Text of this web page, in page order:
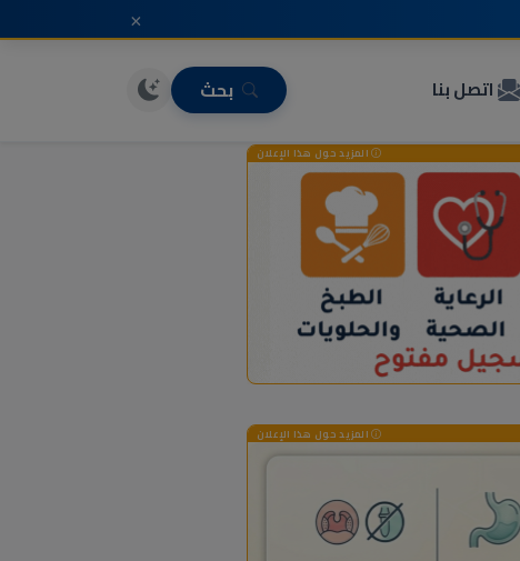
×
اتصل بنا بحث
المزيد حول هذا الإعلان
المزيد حول هذا الإعلان